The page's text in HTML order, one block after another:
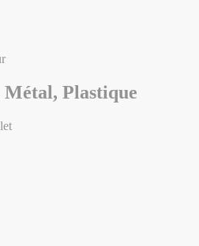
Plastique